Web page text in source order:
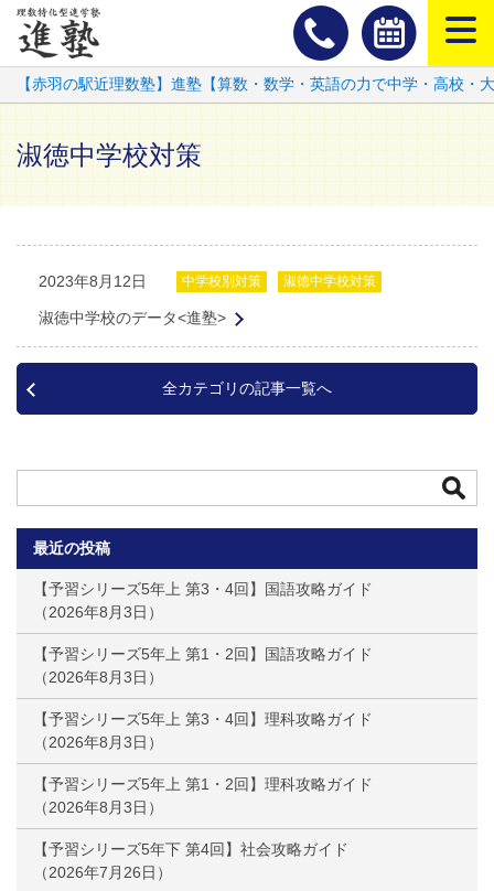
スマート
【赤羽の駅近理数塾】進塾【算数・数学・英語の力で中学・高校・
淑徳中学校対策
2023年8月12日 中学校別対策 淑徳中学校対策
淑徳中学校のデータ<進塾>
全カテゴリの記事一覧へ
最近の投稿
【予習シリーズ5年上 第3・4回】国語攻略ガイド
2026年8月3日
【予習シリーズ5年上 第1・2回】国語攻略ガイド
2026年8月3日
【予習シリーズ5年上 第3・4回】理科攻略ガイド
2026年8月3日
【予習シリーズ5年上 第1・2回】理科攻略ガイド
2026年8月3日
【予習シリーズ5年下 第4回】社会攻略ガイド
2026年7月26日